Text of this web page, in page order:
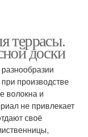
террасы.
доски
производстве
волокна и
не привлекает
своё